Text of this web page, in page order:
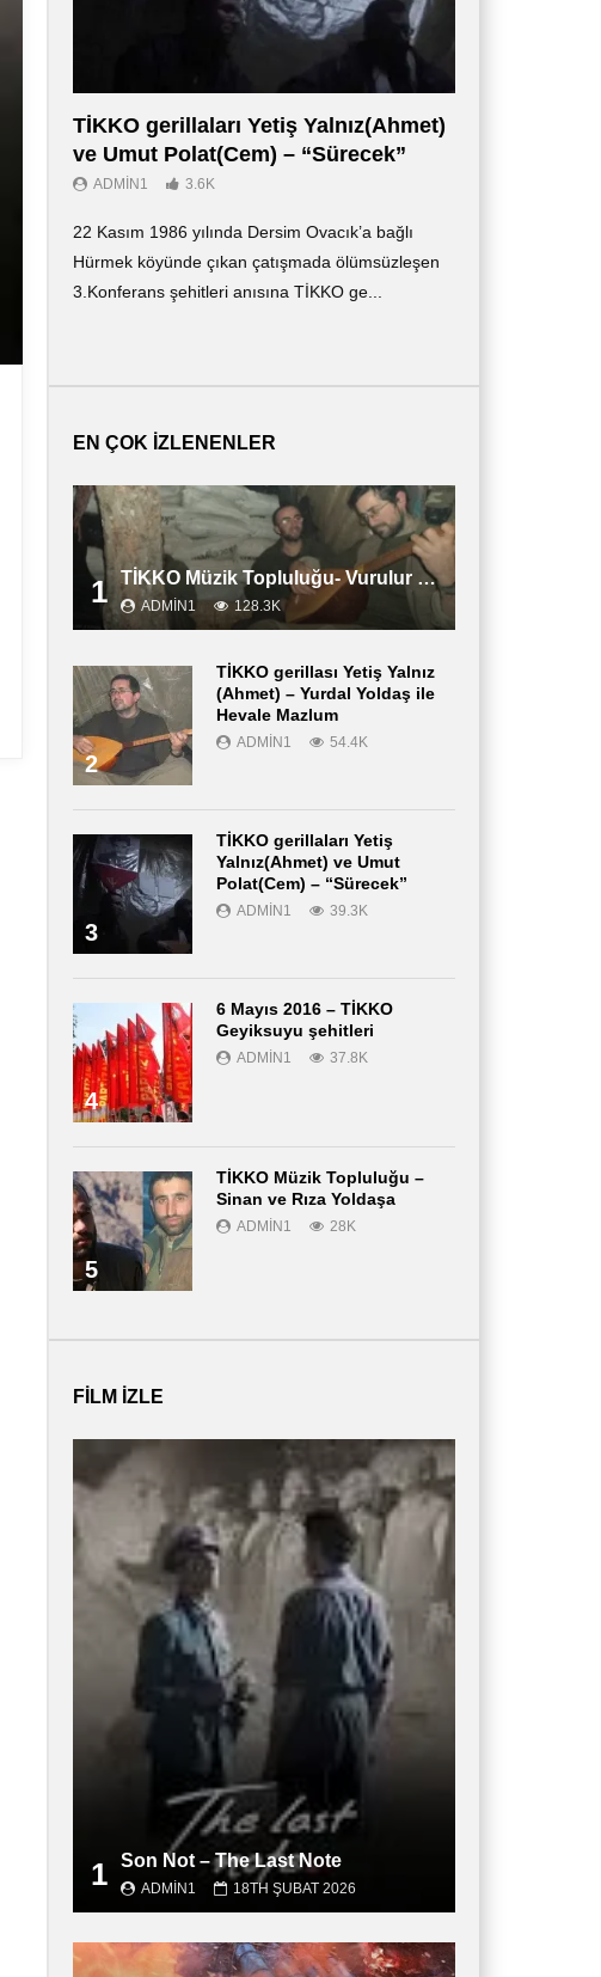
TİKKO gerillaları Yetiş Yalnız(Ahmet)
ve Umut Polat(Cem) – “Sürecek”
ADMIN1 3.6K
22 Kasım 1986 yılında Dersim Ovacık’a bağlı
Hürmek köyünde çıkan çatışmada ölümsüzleşen
3.Konferans şehitleri anısına TİKKO ge...
EN ÇOK İZLENENLER
1 TİKKO Müzik Topluluğu- Vurulur Vali
ADMIN1 128.3K
2
TİKKO gerillası Yetiş Yalnız
(Ahmet) – Yurdal Yoldaş ile
Hevale Mazlum
ADMIN1 54.4K
3
TİKKO gerillaları Yetiş
Yalnız(Ahmet) ve Umut
Polat(Cem) – “Sürecek”
ADMIN1 39.3K
4
6 Mayıs 2016 – TİKKO
Geyiksuyu şehitleri
ADMIN1 37.8K
5
TİKKO Müzik Topluluğu –
Sinan ve Rıza Yoldaşa
ADMIN1 28K
FILM IZLE
1 Son Not – The Last Note
ADMIN1 18TH ŞUBAT 2026